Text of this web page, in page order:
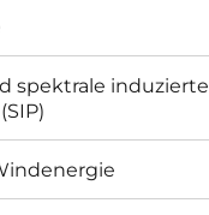
spektrale induzierte